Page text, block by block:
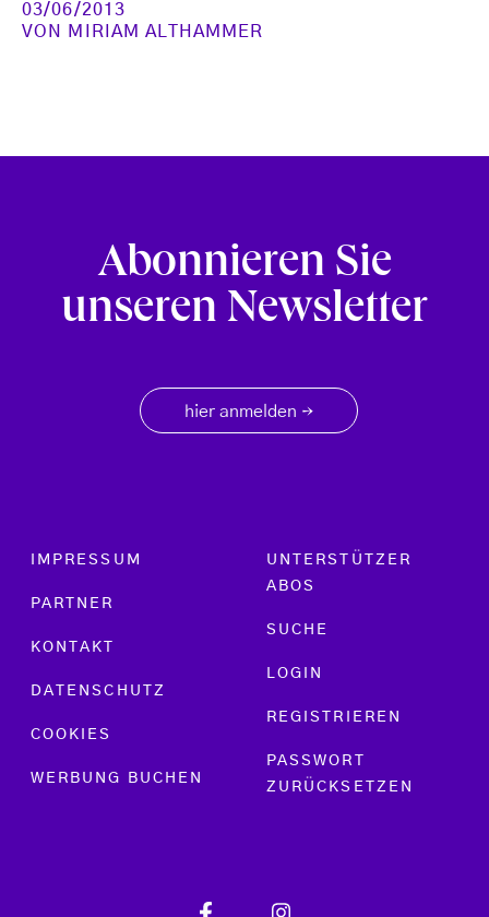
03/06/2013
VON MIRIAM ALTHAMMER
Abonnieren Sie
unseren Newsletter
hier anmelden →
Footer menu
IMPRESSUM
PARTNER
KONTAKT
DATENSCHUTZ
COOKIES
WERBUNG BUCHEN
UNTERSTÜTZER
ABOS
SUCHE
LOGIN
REGISTRIEREN
PASSWORT
ZURÜCKSETZEN